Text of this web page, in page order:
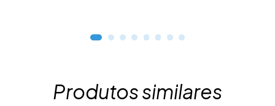
Produtos similares